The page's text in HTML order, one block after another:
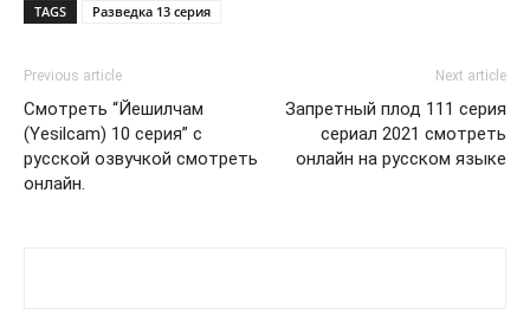
TAGS Разведка 13 серия
Previous article
Смотреть “Йешилчам
(Yesilcam) 10 серия” с
русской озвучкой смотреть
онлайн.
Next article
Запретный плод 111 серия
сериал 2021 смотреть
онлайн на русском языке